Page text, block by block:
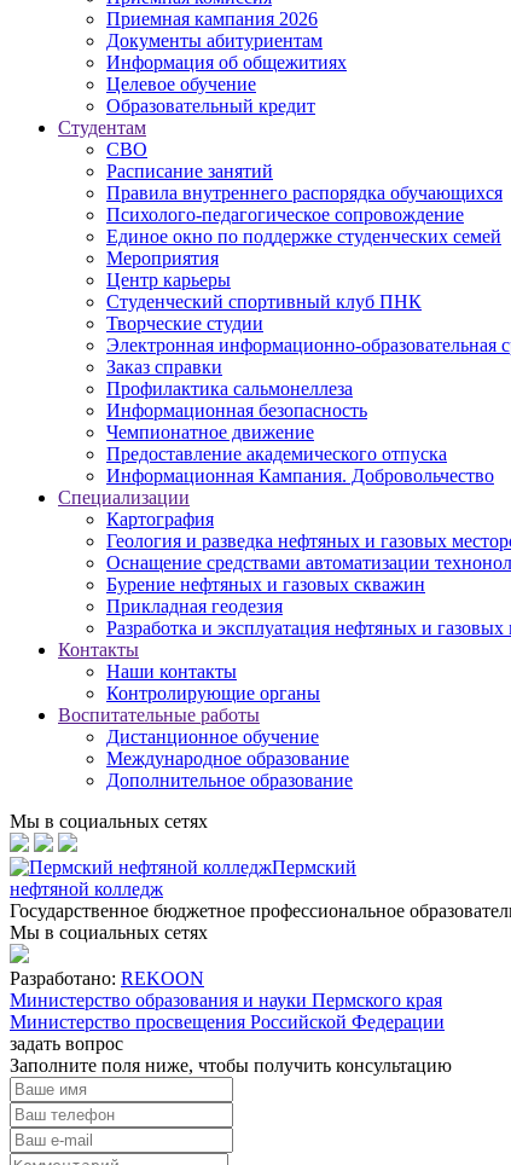
Приемная кампания 2026
Дoкументы абитуриентам
Информация об общежитиях
Целевое обучение
Образовательный кредит
Студентам
СВО
Расписание занятий
Правила внутреннего распорядка обучающихся
Психолого-педагогическое сопровождение
Единое окно по поддержке студенческих семей
Мероприятия
Центр карьеры
Студенческий спортивный клуб ПНК
Творческие студии
Электронная информационно-образовательная
Заказ справки
Профилактика сальмонеллеза
Информационная безопасность
Чемпионатное движение
Предоставление академического отпуска
Информационная Кампания. Добровольчество
Специализации
Картография
Геология и разведка нефтяных и газовых
Оснащение средствами автоматизации
Бурение нефтяных и газовых скважин
Прикладная геодезия
Разработка и эксплуатация нефтяных и
Контакты
Наши контакты
Контролирующие органы
Воспитательные работы
Дистанционное обучение
Международное образование
Дополнительное образование
Мы в социальных сетях
Пермский
нефтяной колледж
Государственное бюджетное профессиональное
Мы в социальных сетях
Разработано: REKOON
Министерство образования и науки Пермского края
Министерство просвещения Российской Федерации
задать вопрос
Заполните поля ниже, чтобы получить консультацию